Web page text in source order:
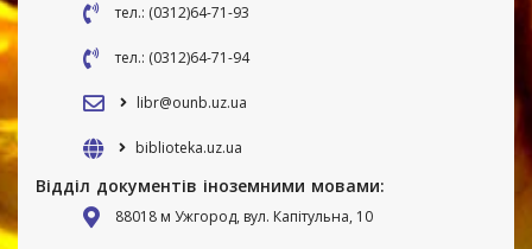
тел.: (0312)64-71-93
тел.: (0312)64-71-94
libr@ounb.uz.ua
biblioteka.uz.ua
Відділ документів іноземними мовами:
88018 м Ужгород, вул. Капітульна, 10